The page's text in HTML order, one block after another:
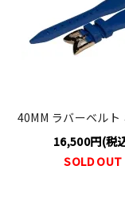
40MM ラバーベルト
16,500円(税
SOLD OUT